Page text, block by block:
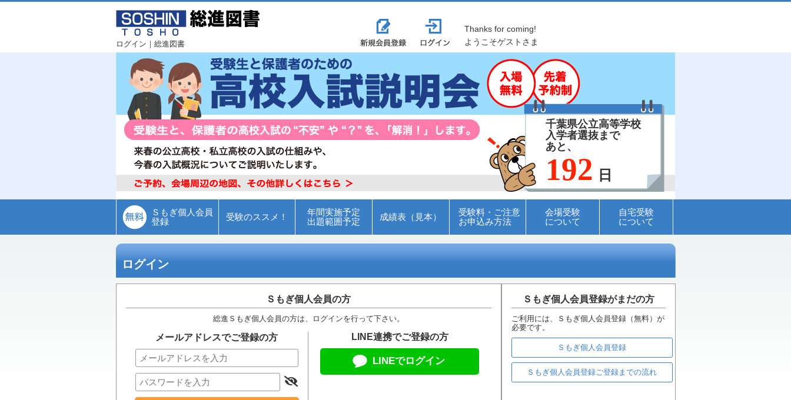
ログイン｜総進図書
Thanks for coming!
ようこそゲストさま
千葉県公立高等学校
入学者選抜まで
あと、
192 日
Ｓもぎ個人会員
登録
受験のススメ！
年間実施予定
出題範囲予定
成績表（見本）
受験料・ご注意
お申込み方法
会場受験
について
自宅受験
について
ログイン
Ｓもぎ個人会員の方
総進Ｓもぎ個人会員の方は、ログインを行って下さい。
メールアドレスでご登録の方 LINE連携でご登録の方
LINEでログイン
Ｓもぎ個人会員登録がまだの方
ご利用には、Ｓもぎ個人会員登録（無料）が
必要です。
Ｓもぎ個人会員登録
Ｓもぎ個人会員登録ご登録までの流れ